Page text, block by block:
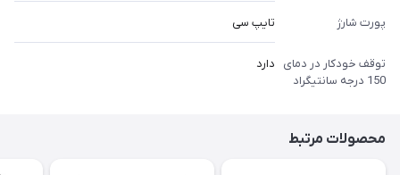
پورت شارژ تایپ سی
توقف خودکار در دمای
150 درجه سانتیگراد
دارد
محصولات مرتبط